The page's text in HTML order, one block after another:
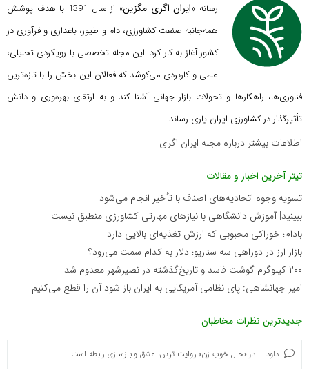
رسانه «ایران اگری مگزین
» از سال 1391 با هدف پوشش
همه‌جانبه صنعت کشاورزی، دام و طیور، باغداری و فرآوری در
کشور آغاز به کار کرد. این مجله تخصصی با رویکردی تحلیلی،
علمی و کاربردی می‌کوشد که فعالان این بخش را با تازه‌ترین
فناوری‌ها، راهکارها و تحولات بازار جهانی آشنا کند و به ارتقای بهره‌وری و دانش
تأثیرگذار در کشاورزی ایران یاری رساند.
اطلاعات بیشتر درباره مجله ایران اگری
تیتر آخرین اخبار و مقالات
تسویه وجوه اتحادیه‌های اصناف با تأخیر انجام می‌شود
ببینید| آموزش دانشگاهی با نیازهای مهارتی کشاورزی منطبق نیست
بادام؛ خوراکی محبوبی که ارزش تغذیه‌ای بالایی دارد
بازار ارز در دوراهی سه سناریو؛ دلار به کدام سمت می‌رود؟
۲۰۰ کیلوگرم گوشت فاسد و تاریخ‌گذشته در نصیرشهر معدوم شد
امیر جهانشاهی: پای نظامی آمریکایی به ایران باز شود آن را قطع می‌کنیم
جدیدترین نظرات مخاطبان
داود در «حال خوب زن» روایت ترس، عشق و بازسازی رابطه است